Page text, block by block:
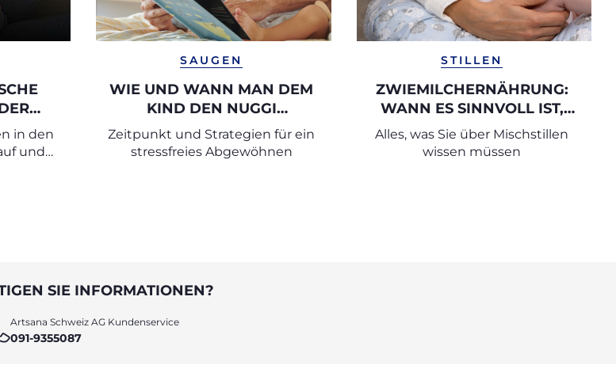
in den
und
SAUGEN
WIE UND WANN MAN DEM
KIND DEN NUGGI
ABGEWÖHNT
Zeitpunkt und Strategien für ein
stressfreies Abgewöhnen
STILLEN
ZWIEMILCHERNÄHRUNG:
WANN ES SINNVOLL IST,
STILLEN UND FLASCHE ZU
KOMBINIEREN
Alles, was Sie über Mischstillen
wissen müssen
SIE INFORMATIONEN?
Artsana Schweiz AG Kundenservice
091-9355087